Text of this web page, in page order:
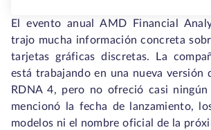
El evento anual AMD Financial
trajo mucha información concreta
tarjetas gráficas discretas. La
está trabajando en una nueva versión
RDNA 4, pero no ofreció casi
mencionó la fecha de lanzamiento,
modelos ni el nombre oficial de la